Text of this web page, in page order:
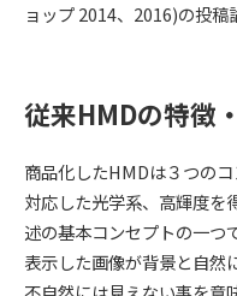
ョップ 2014、2016)の投稿
従来HMDの特徴
商品化したHMDは３つの
対応した光学系、高輝度を
述の基本コンセプトの一
表示した画像が背景と自然